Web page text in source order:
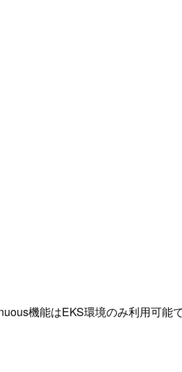
機能はEKS環境のみ利用可能で